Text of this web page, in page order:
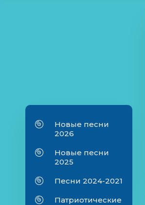
Новые песни
2026
Новые песни
2025
Песни 2024-2021
Патриотические